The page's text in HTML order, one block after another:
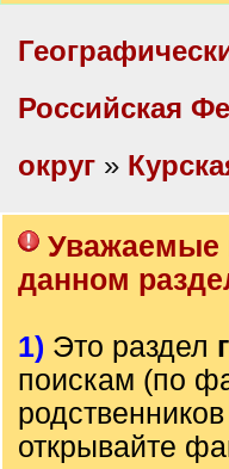
Российская
округ »
Уважаемые
данном
1) Это раздел
поискам (по
открывайте